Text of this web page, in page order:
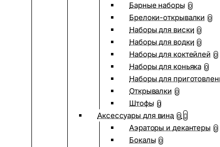
Барные наборы 0
Брелоки-открывалки 0
Наборы для виски 0
Наборы для водки 0
Наборы для коктейлей 0
Наборы для коньяка 0
Наборы для
Открывалки 0
Штофы 0
Аксессуары для вина 0
Аэраторы и декантеры 0
Бокалы 0